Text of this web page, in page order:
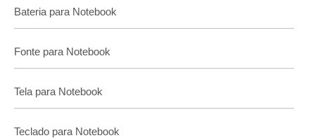
Bateria para Notebook
Fonte para Notebook
Tela para Notebook
Teclado para Notebook